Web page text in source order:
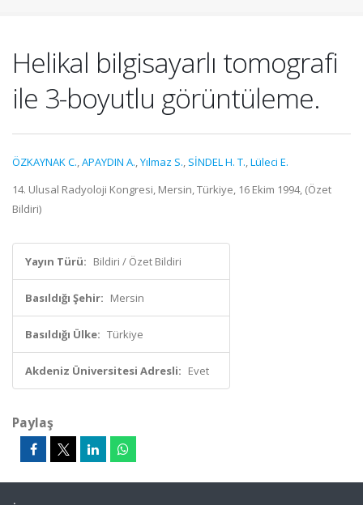
Helikal bilgisayarlı tomografi
ile 3-boyutlu görüntüleme.
ÖZKAYNAK C.,APAYDIN A.,Yılmaz S., SİNDEL H. T.,Lüleci E.
14. Ulusal Radyoloji Kongresi, Mersin, Türkiye, 16 Ekim 1994, (Özet
Bildiri)
Yayın Türü: Bildiri / Özet Bildiri
Basıldığı Şehir: Mersin
Basıldığı Ülke: Türkiye
Akdeniz Üniversitesi Adresli: Evet
Paylaş